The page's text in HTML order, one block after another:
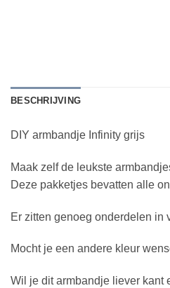
BESCHRIJVING
DIY armbandje Infinity grijs
Maak zelf de leukste
Deze pakketjes bevatten alle
Er zitten genoeg onderdelen in
Mocht je een andere kleur
Wil je dit armbandje liever kant